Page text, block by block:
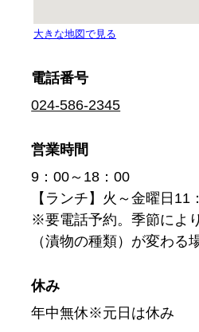
電話番号
024-586-2345
営業時間
9：00～18：00
【ランチ】火～金曜日11
※要電話予約。季節によ
（漬物の種類）が変わる
休み
年中無休※元日は休み